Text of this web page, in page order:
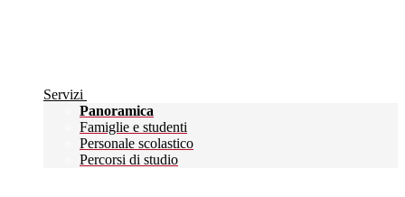
Servizi
Panoramica
Famiglie e studenti
Personale scolastico
Percorsi di studio